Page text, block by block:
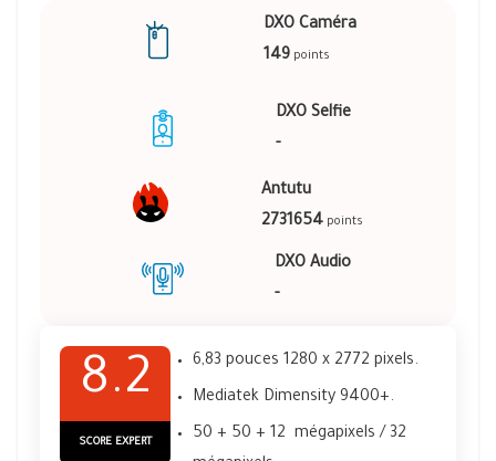
DXO Caméra
149 points
DXO Selfie
-
Antutu
2731654 points
DXO Audio
-
8.2
SCORE EXPERT
6,83 pouces 1280 x 2772 pixels.
Mediatek Dimensity 9400+.
50 + 50 + 12 mégapixels / 32